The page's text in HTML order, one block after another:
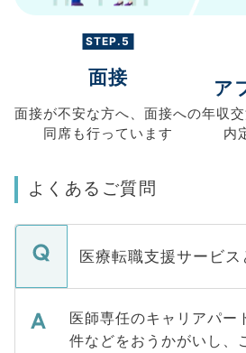
STEP.5
面接
面接が不安な方へ、 面接への
同席も行っています
ア
年収
内
よくあるご質問
医療転職支援サービス
医師専任のキャリアパー
件などをおうかがいし、